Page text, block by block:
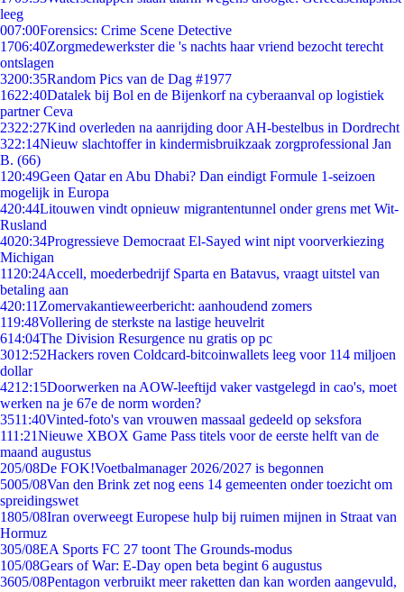
leeg
007:00Forensics: Crime Scene Detective
1706:40Zorgmedewerkster die 's nachts haar vriend bezocht terecht
ontslagen
3200:35Random Pics van de Dag #1977
1622:40Datalek bij Bol en de Bijenkorf na cyberaanval op logistiek
partner Ceva
2322:27Kind overleden na aanrijding door AH-bestelbus in Dordrecht
322:14Nieuw slachtoffer in kindermisbruikzaak zorgprofessional Jan
B. (66)
1 20:49Geen Qatar en Abu Dhabi? Dan eindigt Formule 1-seizoen
mogelijk in Europa
420:44Litouwen vindt opnieuw migrantentunnel onder grens met Wit-
Rusland
4020:34Progressieve Democraat El-Sayed wint nipt voorverkiezing
Michigan
11 20:24Accell, moederbedrijf Sparta en Batavus, vraagt uitstel van
betaling aan
420:11 Zomervakantieweerbericht: aanhoudend zomers
119:48Vollering de sterkste na lastige heuvelrit
614:04The Division Resurgence nu gratis op pc
3012:52Hackers roven Coldcard-bitcoinwallets leeg voor 114 miljoen
dollar
4212:15Doorwerken na AOW-leeftijd vaker vastgelegd in cao's, moet
werken na je 67e de norm worden?
3511:40Vinted-foto's van vrouwen massaal gedeeld op seksfora
111:21Nieuwe XBOX Game Pass titels voor de eerste helft van de
maand augustus
205/08De FOK!Voetbalmanager 2026/2027 is begonnen
5005/08Van den Brink zet nog eens 14 gemeenten onder toezicht om
spreidingswet
1805/08Iran overweegt Europese hulp bij ruimen mijnen in Straat van
Hormuz
305/08EA Sports FC 27 toont The Grounds-modus
105/08Gears of War: E-Day open beta begint 6 augustus
3605/08Pentagon verbruikt meer raketten dan kan worden aangevuld,